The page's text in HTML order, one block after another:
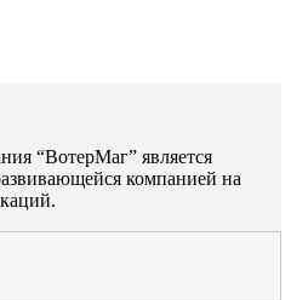
“ВотерМаг” является
компанией на